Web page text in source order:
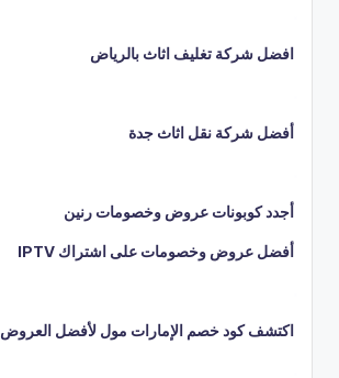
افضل شركة تغليف اثاث بالرياض
أفضل شركة نقل اثاث جدة
أجدد كوبونات عروض وخصومات رنين
أفضل عروض وخصومات على اشتراك IPTV
اكتشف كود خصم الإمارات مول لأفضل العروض